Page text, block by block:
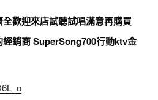
歡迎來店試聽試唱滿意再購買
銷商 SuperSong700行動ktv金